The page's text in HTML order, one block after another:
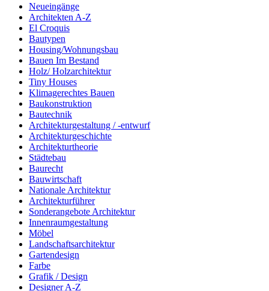
Neueingänge
Architekten A-Z
El Croquis
Bautypen
Housing/Wohnungsbau
Bauen Im Bestand
Holz/ Holzarchitektur
Tiny Houses
Klimagerechtes Bauen
Baukonstruktion
Bautechnik
Architekturgestaltung / -entwurf
Architekturgeschichte
Architekturtheorie
Städtebau
Baurecht
Bauwirtschaft
Nationale Architektur
Architekturführer
Sonderangebote Architektur
Innenraumgestaltung
Möbel
Landschaftsarchitektur
Gartendesign
Farbe
Grafik / Design
Designer A-Z